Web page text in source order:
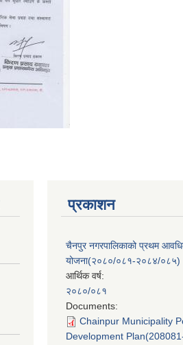
प्रकाशन
चैनपुर नगरपालिकाको प्रथम
योजना(२०८०/०८१-२०८४/०८५)
आर्थिक वर्ष:
२०८०/०८१
Documents:
Chainpur Municipality
Development